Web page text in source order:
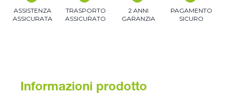
ASSISTENZA
ASSICURATA
TRASPORTO
ASSICURATO
2 ANNI
GARANZIA
PAGAMENTO
SICURO
Informazioni prodotto